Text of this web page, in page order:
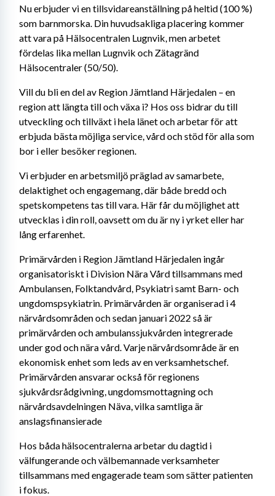
Nu erbjuder vi en tillsvidareanställning på heltid (100 %)
som barnmorska. Din huvudsakliga placering kommer
att vara på Hälsocentralen Lugnvik, men arbetet
fördelas lika mellan Lugnvik och Zätagränd
Hälsocentraler (50/50).
Vill du bli en del av Region Jämtland Härjedalen – en
region att längta till och växa i? Hos oss bidrar du till
utveckling och tillväxt i hela länet och arbetar för att
erbjuda bästa möjliga service, vård och stöd för alla som
bor i eller besöker regionen.
Vi erbjuder en arbetsmiljö präglad av samarbete,
delaktighet och engagemang, där både bredd och
spetskompetens tas till vara. Här får du möjlighet att
utvecklas i din roll, oavsett om du är ny i yrket eller har
lång erfarenhet.
Primärvården i Region Jämtland Härjedalen ingår
organisatoriskt i Division Nära Vård tillsammans med
Ambulansen, Folktandvård, Psykiatri samt Barn- och
ungdomspsykiatrin. Primärvården är organiserad i 4
närvårdsområden och sedan januari 2022 så är
primärvården och ambulanssjukvården integrerade
under god och nära vård. Varje närvårdsområde är en
ekonomisk enhet som leds av en verksamhetschef.
Primärvården ansvarar också för regionens
sjukvårdsrådgivning, ungdomsmottagning och
närvårdsavdelningen Näva, vilka samtliga är
anslagsfinansierade
Hos båda hälsocentralerna arbetar du dagtid i
välfungerande och välbemannade verksamheter
tillsammans med engagerade team som sätter patienten
i fokus.